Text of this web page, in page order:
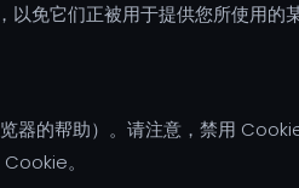
免它们正被用于提供您所使用的某
的帮助）。请注意，禁用
。